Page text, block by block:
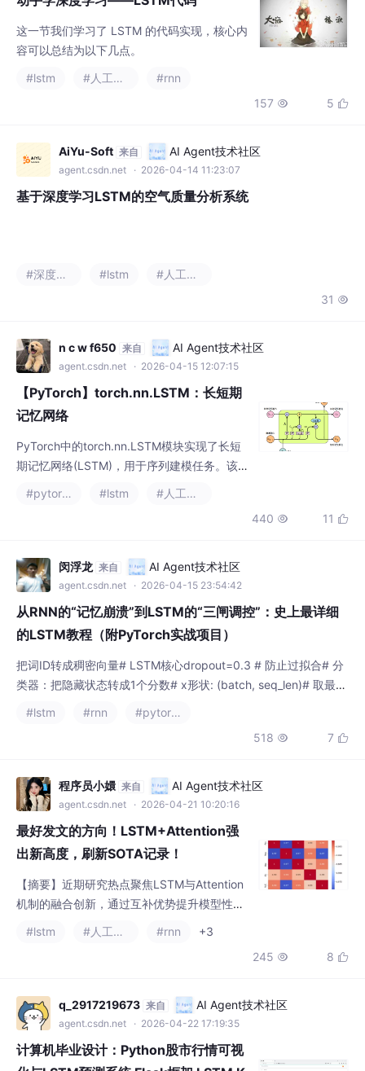
这一节我们学习了 LSTM 的代码实现，核心内
容可以总结为以下几点。
#lstm
#人工智能
#rnn
157  5 
AiYu-Soft 来自 AI Agent技术社区
agent.csdn.net · 2026-04-14 11:23:07
基于深度学习LSTM的空气质量分析系统
#深度学习 #lstm
#人工智能
31 
n c w f650 来自 AI Agent技术社区
agent.csdn.net · 2026-04-15 12:07:15
【PyTorch】torch.nn.LSTM：长短期
记忆网络
PyTorch中的torch.nn.LSTM模块实现了长短
期记忆网络(LSTM)，用于序列建模任务。该模
性。LSTM通过门控机制(输入门、遗忘门、输
是否双向等。使用时需注意输入形状(batch_fir
st选项)和初始状态(h0,c0)的设置。模块返回
输出序列和最终状态(h_n,c
#pytorch #lstm
#人工智能
440  11 
闵浮龙 来自 AI Agent技术社区
agent.csdn.net · 2026-04-15 23:54:42
从RNN的“记忆崩溃”到LSTM的“三闸调控”：史上最详细
的LSTM教程（附PyTorch实战项目）
把词ID转成稠密向量# LSTM核心dropout=0.3 # 防止过拟合# 分
类器：把隐藏状态转成1个分数# x形状: (batch, seq_len)# 取最后
oid，因为后面会用BCEWithLogitsLoss遗忘门：保留旧记忆的比
例（像筛子）输入门：写入新记忆的比例（像笔）输出门：读出记
#lstm #rnn
#pytorch
518  7 
程序员小嬛 来自 AI Agent技术社区
agent.csdn.net · 2026-04-21 10:20:16
最好发文的方向！LSTM+Attention强
出新高度，刷新SOTA记录！
【摘要】近期研究热点聚焦LSTM与Attention
机制的融合创新，通过互补优势提升模型性
Attention Transformer-LSTM实现96.35%精
度）和网页内容分类（LSTM-CNN-Attention
模
#lstm #人工智能 #rnn
+3
245  8 
q_2917219673 来自 AI Agent技术社区
agent.csdn.net · 2026-04-22 17:19:35
计算机毕业设计：Python股市行情可视